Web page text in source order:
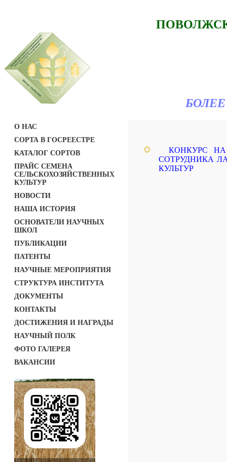
О НАС
СОРТА В ГОСРЕЕСТРЕ
КАТАЛОГ СОРТОВ
ПРАЙС СЕМЕНА
СЕЛЬСКОХОЗЯЙСТВЕННЫХ
КУЛЬТУР
НОВОСТИ
НАША ИСТОРИЯ
ОСНОВАТЕЛИ НАУЧНЫХ
ШКОЛ
ПУБЛИКАЦИИ
ПАТЕНТЫ
НАУЧНЫЕ МЕРОПРИЯТИЯ
СТРУКТУРА ИНСТИТУТА
ДОКУМЕНТЫ
КОНТАКТЫ
ДОСТИЖЕНИЯ И НАГРАДЫ
НАУЧНЫЙ ПОЛК
ФОТО ГАЛЕРЕЯ
ВАКАНСИИ
КОНКУРС
СОТРУДНИКА
КУЛЬТУР